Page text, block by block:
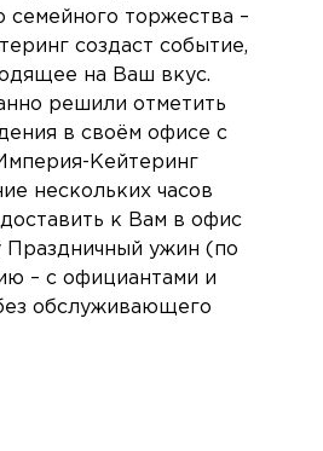
семейного торжества –
создаст событие,
на Ваш вкус.
решили отметить
в своём офисе с
Кейтеринг
нескольких часов
к Вам в офис
Праздничный ужин (по
– с официантами и
обслуживающего